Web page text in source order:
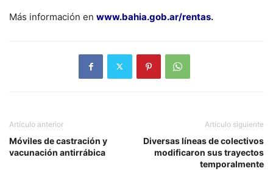
Más información en www.bahia.gob.ar/rentas.
Artículo anterior
Móviles de castración y
vacunación antirrábica
Artículo siguiente
Diversas líneas de colectivos
modificaron sus trayectos
temporalmente